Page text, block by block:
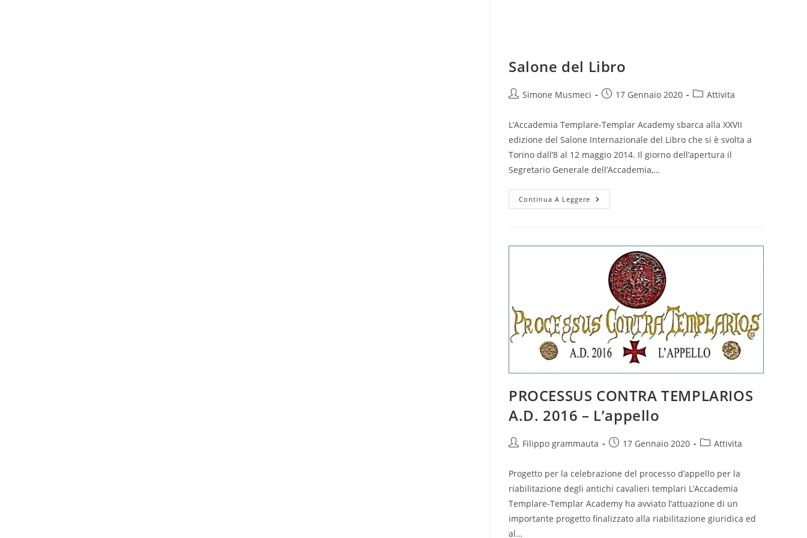
Salone del Libro
AutoreSimone Musmeci
Articolo17 Gennaio 2020
Categoria
Attivita
L’Accademia Templare-Templar Academy sbarca alla XXVII
edizione del Salone Internazionale del Libro che si è svolta a
Torino dall’8 al 12 maggio 2014. Il giorno dell’apertura il
Segretario Generale dell’Accademia,…
Continua A Leggere Salone
Del
PROCESSUS CONTRA TEMPLARIOS
A.D. 2016 – L’appello
AutoreFilippo grammauta
Articolo17 Gennaio 2020
Categoria
Attivita
Progetto per la celebrazione del processo d’appello per la
riabilitazione degli antichi cavalieri templari L’Accademia
Templare-Templar Academy ha avviato l’attuazione di un
importante progetto finalizzato alla riabilitazione giuridica ed
al…